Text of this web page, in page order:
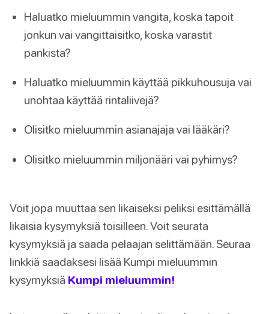
Haluatko mieluummin vangita, koska tapoit
jonkun vai vangittaisitko, koska varastit
pankista?
Haluatko mieluummin käyttää pikkuhousuja vai
unohtaa käyttää rintaliivejä?
Olisitko mieluummin asianajaja vai lääkäri?
Olisitko mieluummin miljonääri vai pyhimys?
Voit jopa muuttaa sen likaiseksi peliksi esittämällä
likaisia kysymyksiä toisilleen. Voit seurata
kysymyksiä ja saada pelaajan selittämään. Seuraa
linkkiä saadaksesi lisää Kumpi mieluummin
kysymyksiä Kumpi mieluummin!